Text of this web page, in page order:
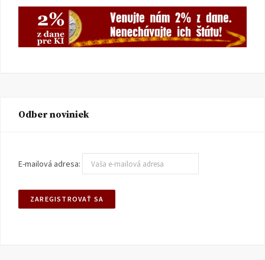
Odber noviniek
E-mailová adresa: